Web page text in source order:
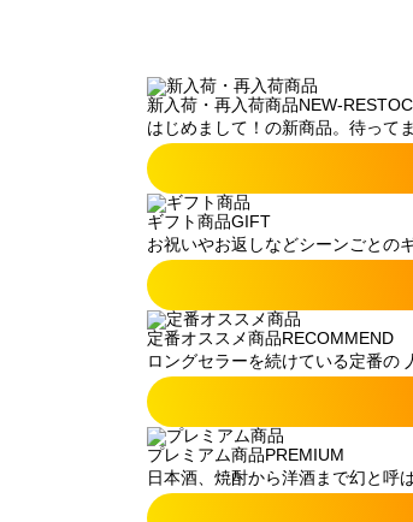
新入荷・再入荷商品NEW-
はじめまして！の新商品。待って
ギフト商品GIFT
お祝いやお返しなどシーンごとの
定番オススメ商品RECOMMEND
ロングセラーを続けている定番の
プレミアム商品PREMIUM
日本酒、焼酎から洋酒まで幻と呼